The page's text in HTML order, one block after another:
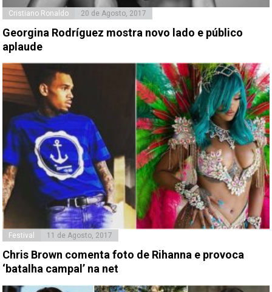
Cristiano Ronaldo 20 de Agosto, 2017
Georgina Rodríguez mostra novo lado e público
aplaude
Festival 11 de Agosto, 2017
Chris Brown comenta foto de Rihanna e provoca
‘batalha campal’ na net